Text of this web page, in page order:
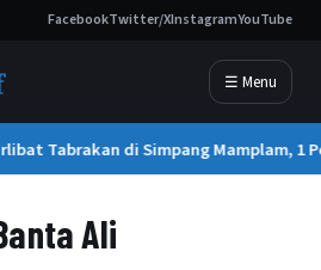
FacebookTwitter/XInstagramYouTube
☰ Menu
Tabrakan di Simpang Mamplam, 1
Ali